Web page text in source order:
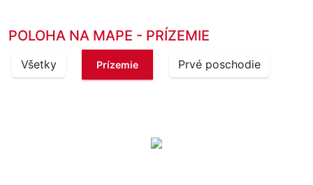
POLOHA NA MAPE - PRÍZEMIE
Všetky Prízemie Prvé poschodie